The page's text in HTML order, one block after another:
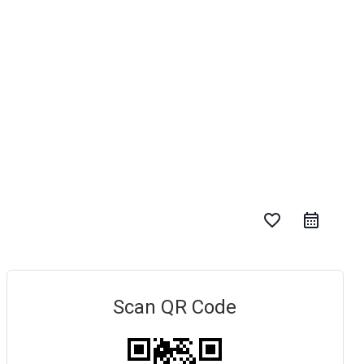
favorite_border
Scan QR Code